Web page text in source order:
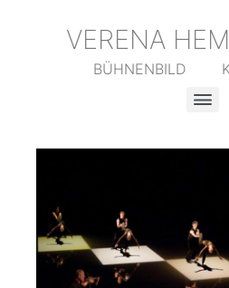
VERENA
BÜHNENBILD